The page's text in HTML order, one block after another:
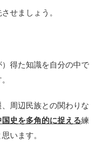
せましょう。
）得た知識を自分の中で
周辺民族との関わりな
史を多角的に捉える練
います。